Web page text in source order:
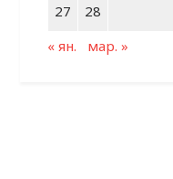
27
28
« ян.
мар. »